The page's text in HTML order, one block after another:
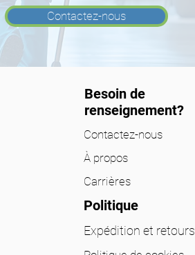
Contactez-nous
Besoin de
renseignement?
Contactez-nous
À propos
Carrières
Politique
Expédition et retours